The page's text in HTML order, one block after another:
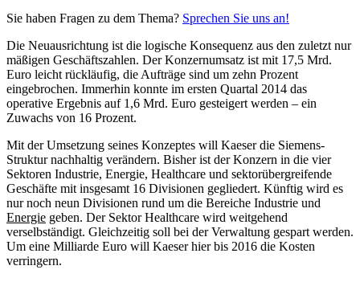
Sie haben Fragen zu dem Thema? Sprechen Sie uns an!
Die Neuausrichtung ist die logische Konsequenz aus den zuletzt nur
mäßigen Geschäftszahlen. Der Konzernumsatz ist mit 17,5 Mrd.
Euro leicht rückläufig, die Aufträge sind um zehn Prozent
eingebrochen. Immerhin konnte im ersten Quartal 2014 das
operative Ergebnis auf 1,6 Mrd. Euro gesteigert werden – ein
Zuwachs von 16 Prozent.
Mit der Umsetzung seines Konzeptes will Kaeser die Siemens-
Struktur nachhaltig verändern. Bisher ist der Konzern in die vier
Sektoren Industrie, Energie, Healthcare und sektorübergreifende
Geschäfte mit insgesamt 16 Divisionen gegliedert. Künftig wird es
nur noch neun Divisionen rund um die Bereiche Industrie und
Energie geben. Der Sektor Healthcare wird weitgehend
verselbständigt. Gleichzeitig soll bei der Verwaltung gespart werden.
Um eine Milliarde Euro will Kaeser hier bis 2016 die Kosten
verringern.